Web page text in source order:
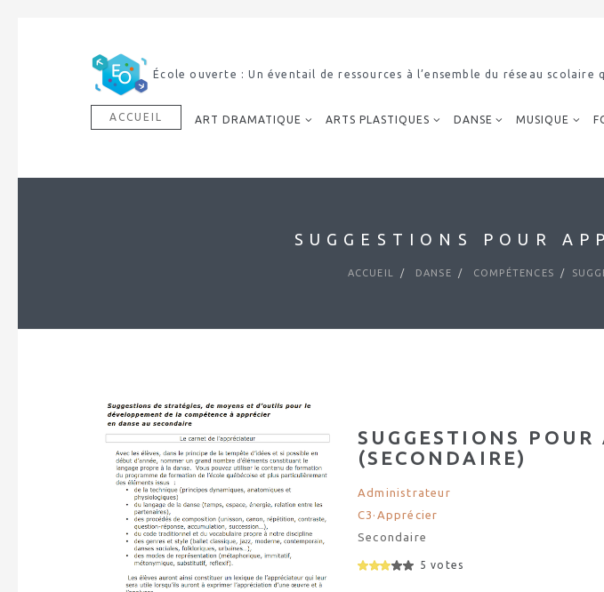
École ouverte : Un éventail de ressources à l’ensemble du réseau scolaire
ACCUEIL ART DRAMATIQUE ARTS PLASTIQUES DANSE MUSIQUE
SUGGESTIONS POUR
ACCUEIL DANSE COMPÉTENCES
SUGGESTIONS POUR
(SECONDAIRE)
Administrateur
C3·Apprécier
Secondaire
5 votes